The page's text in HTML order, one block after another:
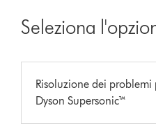
Seleziona
Risoluzione dei
Dyson Supersonic™